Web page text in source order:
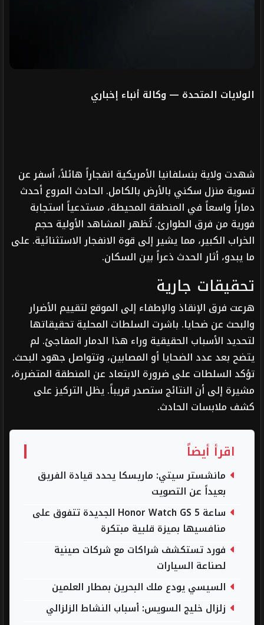
الولايات المتحدة — وكالة أنباء إخباري
شهدت ولاية بنسلفانيا الأمريكية انفجاراً هائلاً، أسفر عن
تسوية منزل سكني بالأرض بالكامل. الحادث المروع أحدث
دماراً واسعاً في المنطقة المحيطة، مستدعياً استجابة
فورية من فرق الطوارئ. تُظهر المشاهد الأولية حجم
الخراب الكبير، مما يشير إلى قوة الانفجار الاستثنائية. على
ما يبدو، أثار الحدث ذعراً بين السكان.
تحقيقات جارية
هرعت فرق الإنقاذ والإطفاء إلى الموقع لتقييم الأضرار
والبحث عن ضحايا. باشرت السلطات المحلية تحقيقاتها
لتحديد الأسباب الحقيقية وراء هذا الدمار المفاجئ. لم
يتضح بعد عدد الضحايا أو المصابين، وتتواصل جهود البحث.
تؤكد السلطات على ضرورة الابتعاد عن المنطقة المتضررة،
مشيرة إلى أن النتائج ستصدر قريباً. يظل التركيز على
كشف ملابسات الحادث.
اقرأ أيضاً
مانشستر سيتي: ماريسكا يحدد قيادة الفريق
بعيداً عن التصويت
ساعة Honor Watch GS 5 الجديدة تتفوق على
منافسيها بميزة قلبية مبتكرة
فورد تستكشف شراكات مع شركات صينية
لصناعة السيارات
السيسي يودع ملك البحرين بمطار العلمين
زلزال خليج السويس: أسباب النشاط الزلزالي